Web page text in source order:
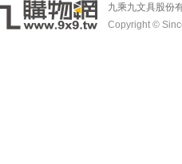
九乘九文具股份
Copyright ©